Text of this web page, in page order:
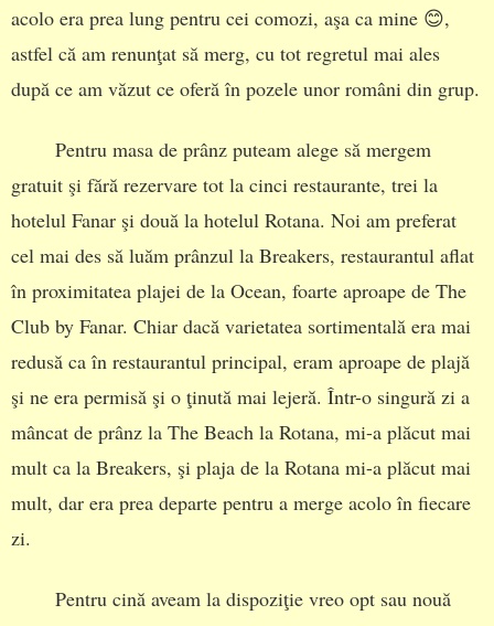
acolo era prea lung pentru cei comozi, aşa ca mine 😊,
astfel că am renunţat să merg, cu tot regretul mai ales
după ce am văzut ce oferă în pozele unor români din grup.
Pentru masa de prânz puteam alege să mergem
gratuit şi fără rezervare tot la cinci restaurante, trei la
hotelul Fanar şi două la hotelul Rotana. Noi am preferat
cel mai des să luăm prânzul la Breakers, restaurantul aflat
în proximitatea plajei de la Ocean, foarte aproape de The
Club by Fanar. Chiar dacă varietatea sortimentală era mai
redusă ca în restaurantul principal, eram aproape de plajă
şi ne era permisă şi o ţinută mai lejeră. Într-o singură zi a
mâncat de prânz la The Beach la Rotana, mi-a plăcut mai
mult ca la Breakers, şi plaja de la Rotana mi-a plăcut mai
mult, dar era prea departe pentru a merge acolo în fiecare
zi.
Pentru cină aveam la dispoziţie vreo opt sau nouă